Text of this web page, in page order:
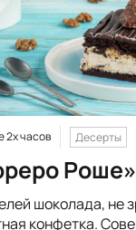
2х часов Десерты
Роше»
шоколада, не
конфетка.